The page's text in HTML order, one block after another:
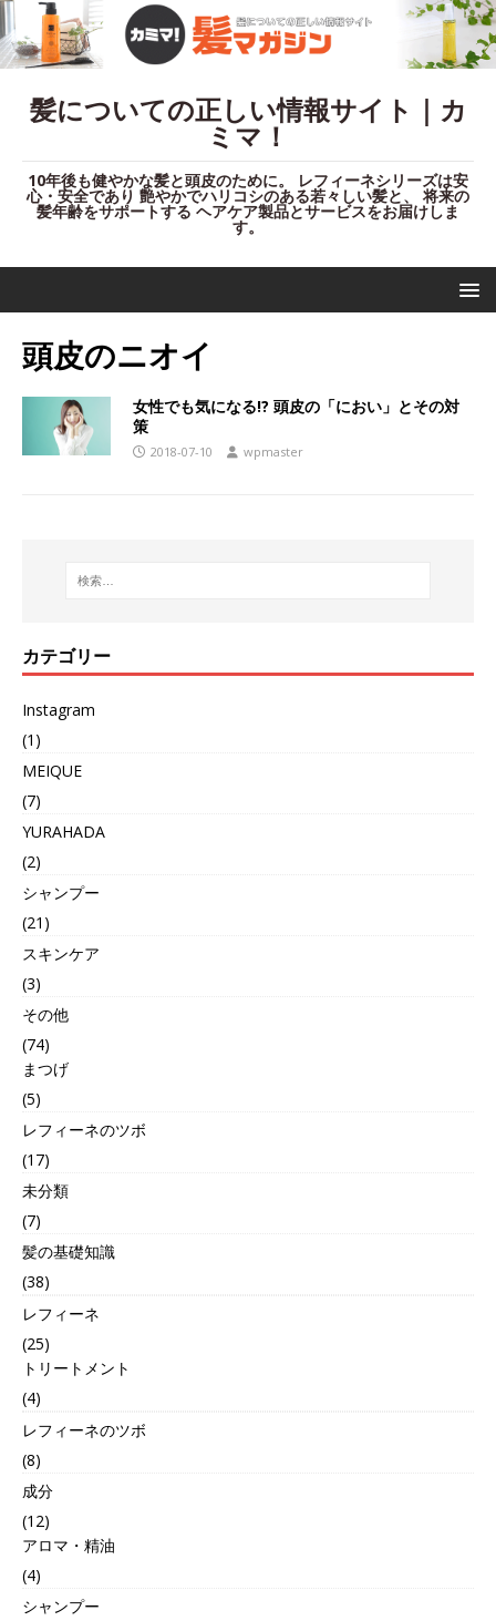
髪についての正しい情報サイト｜カ
ミマ！
10年後も健やかな髪と頭皮のために。 レフィーネシリーズは安
心・安全であり 艶やかでハリコシのある若々しい髪と、 将来の
髪年齢をサポートする ヘアケア製品とサービスをお届けしま
す。
頭皮のニオイ
女性でも気になる!? 頭皮の「におい」とその対
策
2018-07-10 wpmaster
カテゴリー
Instagram
(1)
MEIQUE
(7)
YURAHADA
(2)
シャンプー
(21)
スキンケア
(3)
その他
(74)
まつげ
(5)
レフィーネのツボ
(17)
未分類
(7)
髪の基礎知識
(38)
レフィーネ
(25)
トリートメント
(4)
レフィーネのツボ
(8)
成分
(12)
アロマ・精油
(4)
シャンプー